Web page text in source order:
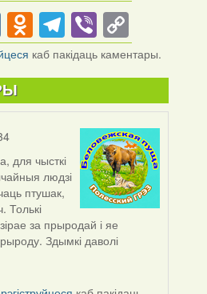
VKOdnoklassniki
Telegram
Viber
Link
каб пакідаць каментары.
для чысткі
людзі
птушак,
Толькі
за прыродай і яе
Здымкі даволі